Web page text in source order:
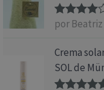
Valorado
por Beatriz
Crema
SOL de